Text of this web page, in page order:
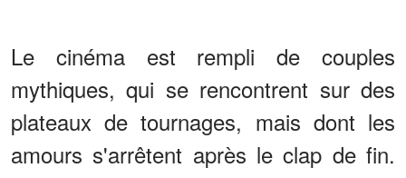
Le cinéma est rempli de couples
mythiques, qui se rencontrent sur des
plateaux de tournages, mais dont les
amours s'arrêtent après le clap de fin.